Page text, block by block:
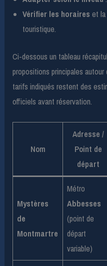
Vérifier les horaires et la
touristique.
Ci-dessous un tableau
propositions principales
tarifs indiqués restent des
officiels avant réservation.
Nom
Adresse /
Point de
départ
Mystères
de
Montmartre
Métro
Abbesses
(point de
départ
variable)